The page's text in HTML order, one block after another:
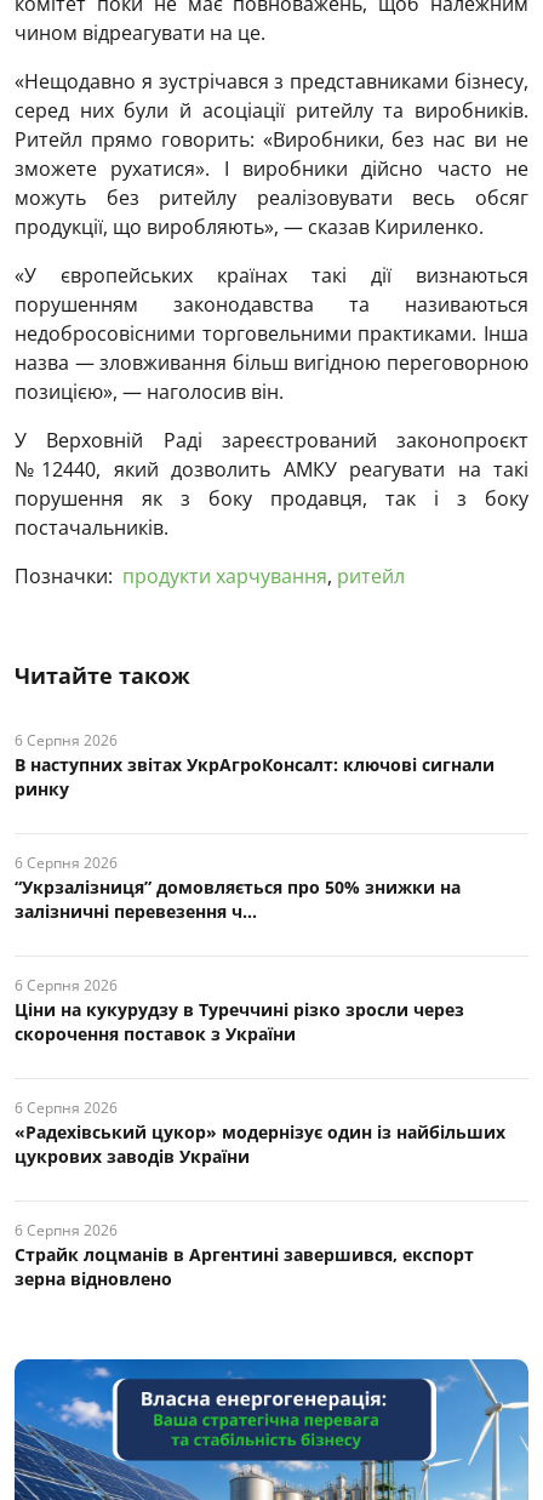
чином відреагувати на це.
«Нещодавно я зустрічався з представниками бізнесу,
серед них були й асоціації ритейлу та виробників.
Ритейл прямо говорить: «Виробники, без нас ви не
зможете рухатися». І виробники дійсно часто не
можуть без ритейлу реалізовувати весь обсяг
продукції, що виробляють», — сказав Кириленко.
«У європейських країнах такі дії визнаються
порушенням законодавства та називаються
недобросовісними торговельними практиками. Інша
назва — зловживання більш вигідною переговорною
позицією», — наголосив він.
У Верховній Раді зареєстрований законопроєкт
№12440, який дозволить АМКУ реагувати на такі
порушення як з боку продавця, так і з боку
постачальників.
Позначки: продукти харчування, ритейл
Читайте також
6 Серпня 2026
В наступних звітах УкрАгроКонсалт: ключові cигнали
ринку
6 Серпня 2026
“Укрзалізниця” домовляється про 50% знижки на
залізничні перевезення ч...
6 Серпня 2026
Ціни на кукурудзу в Туреччині різко зросли через
скорочення поставок з України
6 Серпня 2026
«Радехівський цукор» модернізує один із найбільших
цукрових заводів України
6 Серпня 2026
Страйк лоцманів в Аргентині завершився, експорт
зерна відновлено